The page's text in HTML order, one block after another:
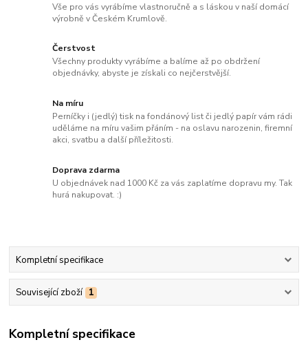
Vše pro vás vyrábíme vlastnoručně a s láskou v naší domácí
výrobně v Českém Krumlově.
Čerstvost
Všechny produkty vyrábíme a balíme až po obdržení
objednávky, abyste je získali co nejčerstvější.
Na míru
Perníčky i (jedlý) tisk na fondánový list či jedlý papír vám rádi
uděláme na míru vašim přáním - na oslavu narozenin, firemní
akci, svatbu a další příležitosti.
Doprava zdarma
U objednávek nad 1000 Kč za vás zaplatíme dopravu my. Tak
hurá nakupovat. :)
Kompletní specifikace
Související zboží 1
Kompletní specifikace